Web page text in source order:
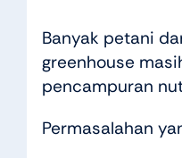
Banyak petani
greenhouse
pencampuran
Permasalahan